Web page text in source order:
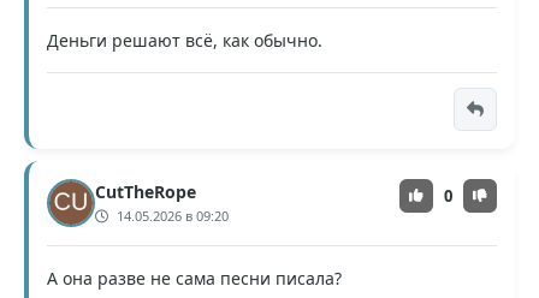
Деньги решают всё, как обычно.
CutTheRope
14.05.2026 в 09:20
0
А она разве не сама песни писала?